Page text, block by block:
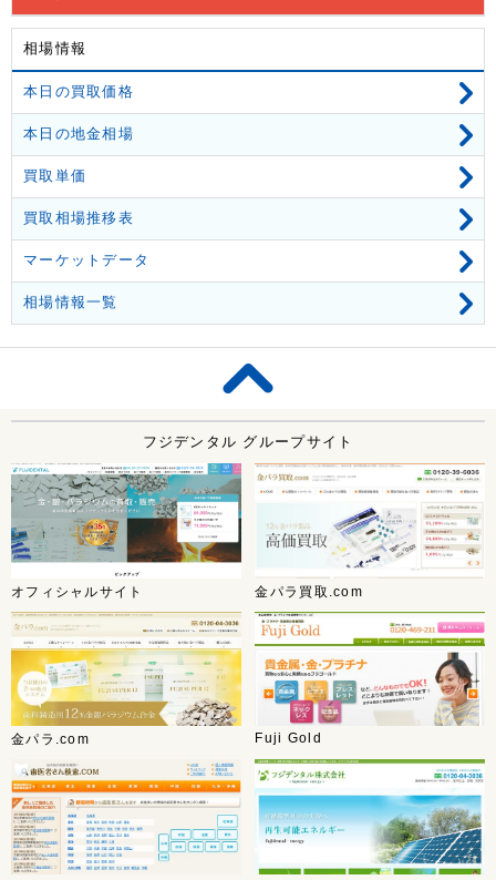
相場情報
本日の買取価格
本日の地金相場
買取単価
買取相場推移表
マーケットデータ
相場情報一覧
フジデンタル グループサイト
オフィシャルサイト 金パラ買取.com
金パラ.com Fuji Gold